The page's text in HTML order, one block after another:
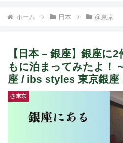
ホーム 日本 @東京
【日本 – 銀座】銀座に
もに泊まってみたよ！
座 / ibs styles 東京銀座
@東京